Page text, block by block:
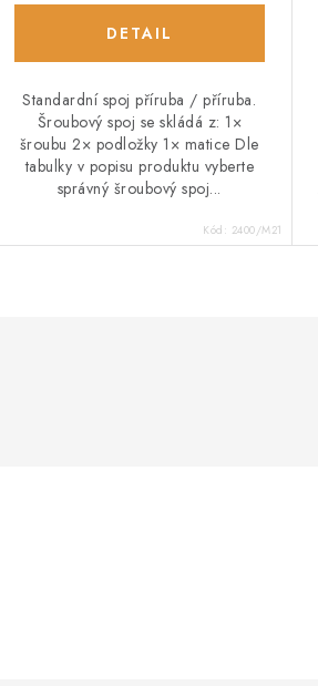
Standardní spoj příruba / příruba.
Šroubový spoj se skládá z: 1×
šroubu 2× podložky 1× matice Dle
tabulky v popisu produktu vyberte
správný šroubový spoj...
Kód: 2400/M21